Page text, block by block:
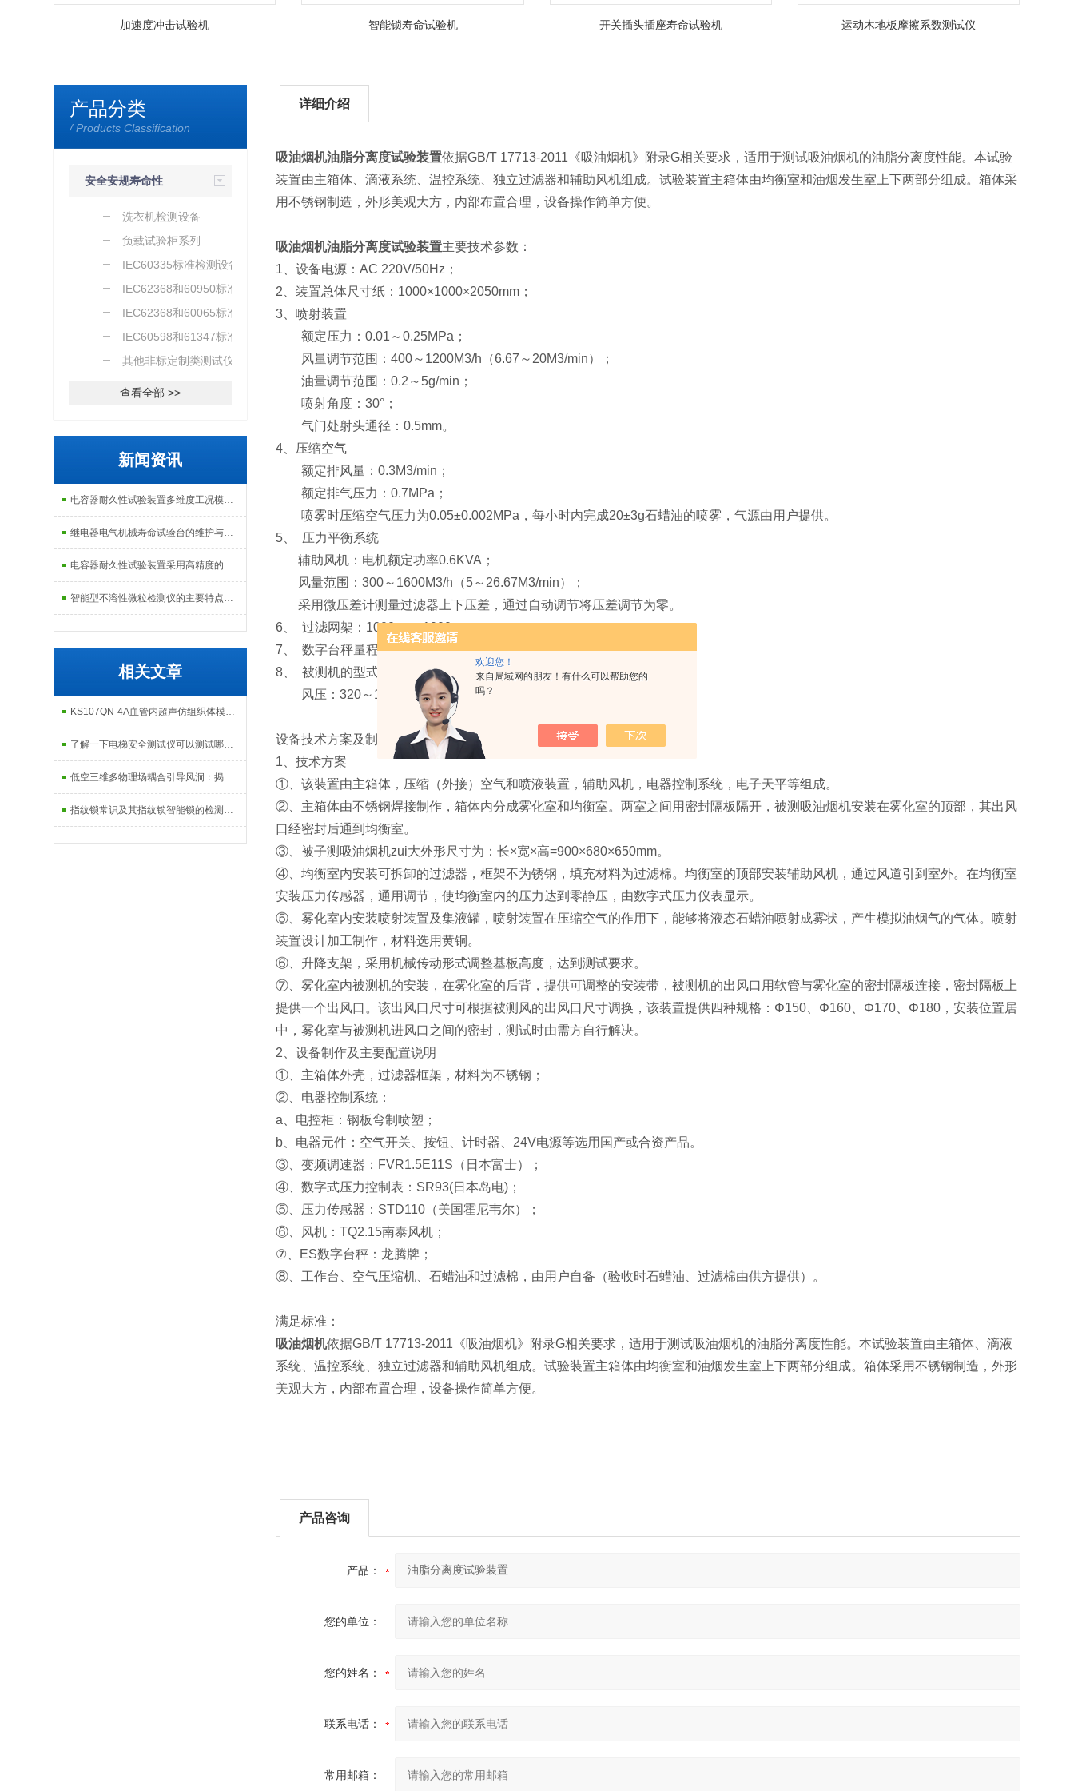
欢迎您！
来自局域网的朋友！有什么可以帮助您的
吗？
加速度冲击试验机 智能锁寿命试验机 开关插头插座寿命试验机 运动木地板摩擦系数测试仪
产品分类
/ Products Classification
安全安规寿命性
能检测设备洗衣机检测设备
负载试验柜系列
IEC60335标准检测设备
IEC62368和60950标准仪
器
IEC62368和60065标准仪
器
IEC60598和61347标准仪
器
其他非标定制类测试仪器
查看全部 >>
新闻资讯
电容器耐久性试验装置多维度工况模拟子系统分享
继电器电气机械寿命试验台的维护与校准方式
电容器耐久性试验装置采用高精度的温度控制系统
智能型不溶性微粒检测仪的主要特点及基本工作流程介绍
相关文章
KS107QN-4A血管内超声仿组织体模，B型超声诊断设备腔内扫查检测装置
了解一下电梯安全测试仪可以测试哪些安全部件
低空三维多物理场耦合引导风洞：揭开城市空域飞行的奥秘
指纹锁常识及其指纹锁智能锁的检测设备
详细介绍
吸油烟机油脂分离度试验装置依据GB/T 17713-2011《吸油烟机》附录G相关要求，适用于测试吸油烟机的油脂分离度性能。本试验
装置由主箱体、滴液系统、温控系统、独立过滤器和辅助风机组成。试验装置主箱体由均衡室和油烟发生室上下两部分组成。箱体采
用不锈钢制造，外形美观大方，内部布置合理，设备操作简单方便。
吸油烟机油脂分离度试验装置主要技术参数：
1、设备电源：AC 220V/50Hz；
2、装置总体尺寸纸：1000×1000×2050mm；
3、喷射装置
额定压力：0.01～0.25MPa；
风量调节范围：400～1200M3/h（6.67～20M3/min）；
油量调节范围：0.2～5g/min；
喷射角度：30°；
气门处射头通径：0.5mm。
4、压缩空气
额定排风量：0.3M3/min；
额定排气压力：0.7MPa；
喷雾时压缩空气压力为0.05±0.002MPa，每小时内完成20±3g石蜡油的喷雾，气源由用户提供。
5、 压力平衡系统
辅助风机：电机额定功率0.6KVA；
风量范围：300～1600M3/h（5～26.67M3/min）；
采用微压差计测量过滤器上下压差，通过自动调节将压差调节为零。
6、 过滤网架：1000mm×1000mm；
7、 数字台秤量程：0～30kg 精度：±0.1g；
8、 被测机的型式为外排式，风量为7-20 M3/h；
风压：320～1600Pa。
设备技术方案及制作：
1、技术方案
①、该装置由主箱体，压缩（外接）空气和喷液装置，辅助风机，电器控制系统，电子天平等组成。
②、主箱体由不锈钢焊接制作，箱体内分成雾化室和均衡室。两室之间用密封隔板隔开，被测吸油烟机安装在雾化室的顶部，其出风
口经密封后通到均衡室。
③、被子测吸油烟机zui大外形尺寸为：长×宽×高=900×680×650mm。
④、均衡室内安装可拆卸的过滤器，框架不为锈钢，填充材料为过滤棉。均衡室的顶部安装辅助风机，通过风道引到室外。在均衡室
安装压力传感器，通用调节，使均衡室内的压力达到零静压，由数字式压力仪表显示。
⑤、雾化室内安装喷射装置及集液罐，喷射装置在压缩空气的作用下，能够将液态石蜡油喷射成雾状，产生模拟油烟气的气体。喷射
装置设计加工制作，材料选用黄铜。
⑥、升降支架，采用机械传动形式调整基板高度，达到测试要求。
⑦、雾化室内被测机的安装，在雾化室的后背，提供可调整的安装带，被测机的出风口用软管与雾化室的密封隔板连接，密封隔板上
提供一个出风口。该出风口尺寸可根据被测风的出风口尺寸调换，该装置提供四种规格：Φ150、Φ160、Φ170、Φ180，安装位置居
中，雾化室与被测机进风口之间的密封，测试时由需方自行解决。
2、设备制作及主要配置说明
①、主箱体外壳，过滤器框架，材料为不锈钢；
②、电器控制系统：
a、电控柜：钢板弯制喷塑；
b、电器元件：空气开关、按钮、计时器、24V电源等选用国产或合资产品。
③、变频调速器：FVR1.5E11S（日本富士）；
④、数字式压力控制表：SR93(日本岛电)；
⑤、压力传感器：STD110（美国霍尼韦尔）；
⑥、风机：TQ2.15南泰风机；
⑦、ES数字台秤：龙腾牌；
⑧、工作台、空气压缩机、石蜡油和过滤棉，由用户自备（验收时石蜡油、过滤棉由供方提供）。
满足标准：
吸油烟机依据GB/T 17713-2011《吸油烟机》附录G相关要求，适用于测试吸油烟机的油脂分离度性能。本试验装置由主箱体、滴液
系统、温控系统、独立过滤器和辅助风机组成。试验装置主箱体由均衡室和油烟发生室上下两部分组成。箱体采用不锈钢制造，外形
美观大方，内部布置合理，设备操作简单方便。
产品咨询
产品：
您的单位：
您的姓名：
联系电话：
常用邮箱：